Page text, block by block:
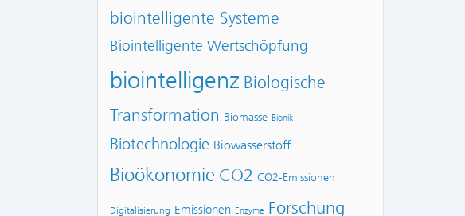
biointelligente Systeme
Biointelligente Wertschöpfung
biointelligenz Biologische
Transformation Biomasse Bionik
Biotechnologie Biowasserstoff
Bioökonomie CO2 CO2-Emissionen
Digitalisierung Emissionen Enzyme Forschung